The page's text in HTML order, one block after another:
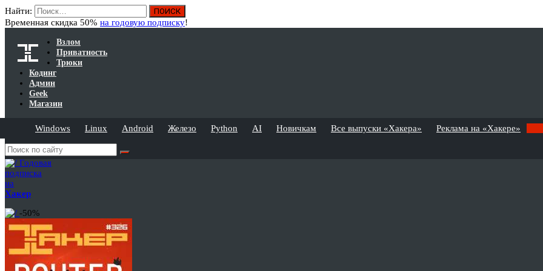
Найти:
Временная скидка 50% на годовую подписку!
Взлом
Приватность
Трюки
Кодинг
Админ
Geek
Магазин
Windows Linux Android Железо Python AI Новичкам Все выпуски «Хакера» Реклама на «Хакере»
Годовая
подписка
на
Хакер
-50%